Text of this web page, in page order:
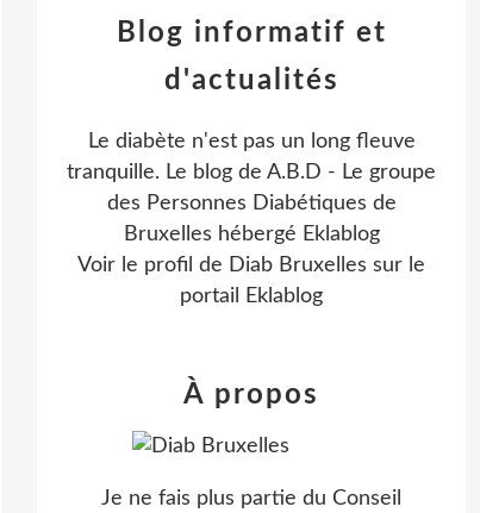
Blog informatif et
d'actualités
Le diabète n'est pas un long fleuve
tranquille. Le blog de A.B.D - Le groupe
des Personnes Diabétiques de
Bruxelles hébergé Eklablog
Voir le profil de Diab Bruxelles sur le
portail Eklablog
À propos
Je ne fais plus partie du Conseil